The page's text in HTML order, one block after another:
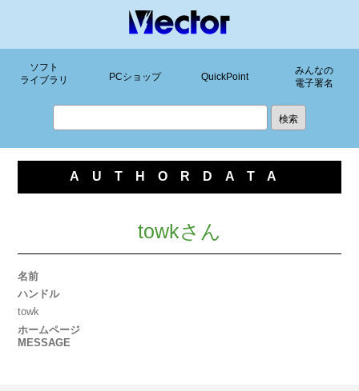
ソフト
ライブラリ
PCショップ QuickPoint
みんなの
電子署名
AUTHORDATA
towkさん
名前
ハンドル
towk
ホームページ
MESSAGE